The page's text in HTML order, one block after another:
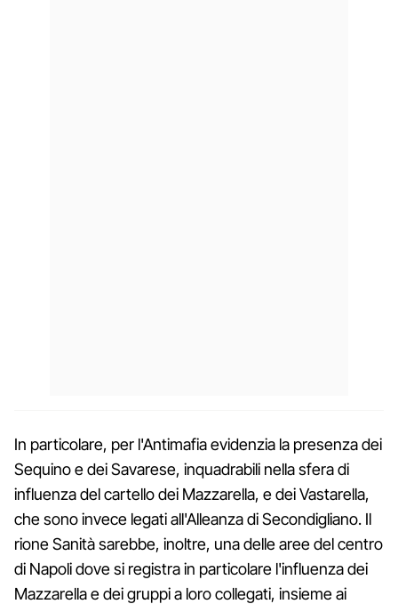
In particolare, per l'Antimafia evidenzia la presenza dei
Sequino e dei Savarese, inquadrabili nella sfera di
influenza del cartello dei Mazzarella, e dei Vastarella,
che sono invece legati all'Alleanza di Secondigliano. Il
rione Sanità sarebbe, inoltre, una delle aree del centro
di Napoli dove si registra in particolare l'influenza dei
Mazzarella e dei gruppi a loro collegati, insieme ai